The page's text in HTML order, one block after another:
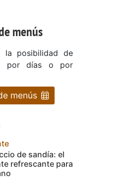
menús
la posibilidad de
por días o por
menús
de sandía: el
refrescante para